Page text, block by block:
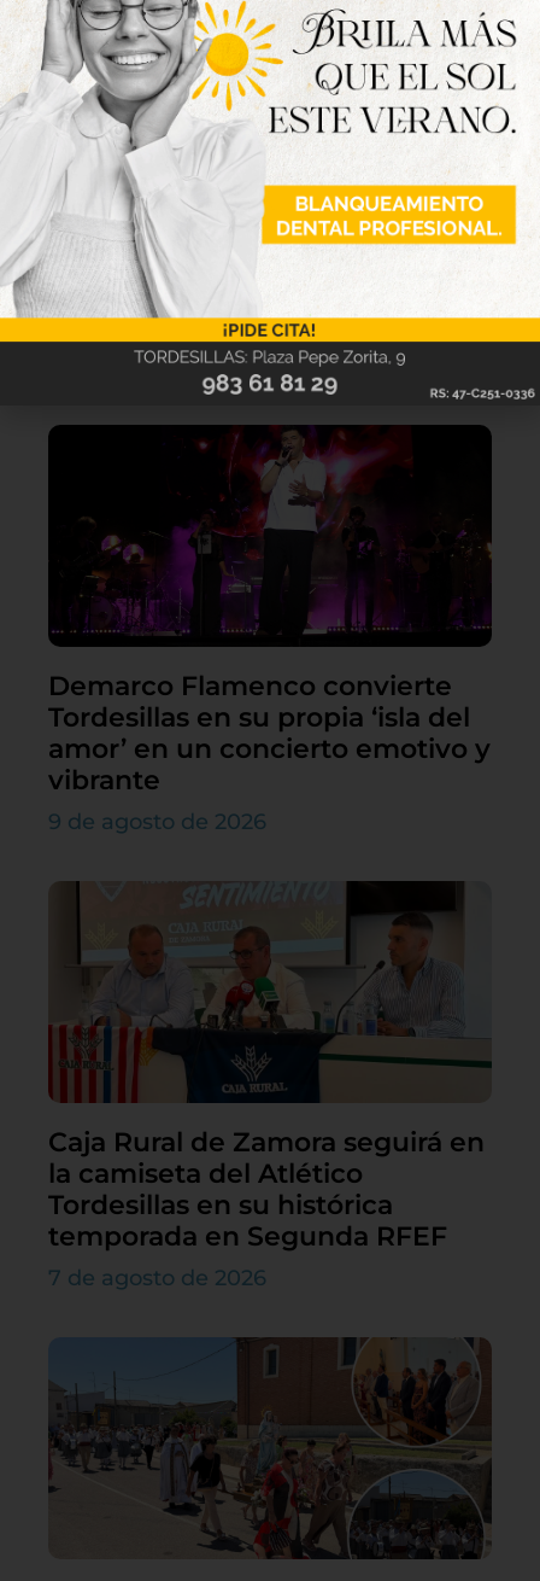
Lo último
Demarco Flamenco convierte
Tordesillas en su propia ‘isla del
amor’ en un concierto emotivo y
vibrante
9 de agosto de 2026
Caja Rural de Zamora seguirá en
la camiseta del Atlético
Tordesillas en su histórica
temporada en Segunda RFEF
7 de agosto de 2026